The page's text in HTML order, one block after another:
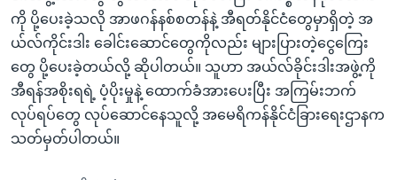
ကို ပို့ပေးခဲ့သလို အာဖဂန်နစ်စတန်နဲ့ အီရတ်နိုင်ငံတွေမှာရှိတဲ့ အ
ယ်လ်ကိုင်းဒါး ခေါင်းဆောင်တွေကိုလည်း များပြားတဲ့ငွေကြေး
တွေ ပို့ပေးခဲ့တယ်လို့ ဆိုပါတယ်။ သူဟာ အယ်လ်ခိုင်းဒါးအဖွဲ့ကို
အီရန်အစိုးရရဲ့ ပံ့ပိုးမှုနဲ့ ထောက်ခံအားပေးပြီး အကြမ်းဘက်
လုပ်ရပ်တွေ လုပ်ဆောင်နေသူလို့ အမေရိကန်နိုင်ငံခြားရေးဌာနက
သတ်မှတ်ပါတယ်။